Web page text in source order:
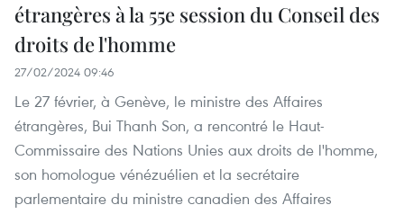
étrangères à la 55e session du Conseil des
droits de l'homme
27/02/2024 09:46
Le 27 février, à Genève, le ministre des Affaires
étrangères, Bui Thanh Son, a rencontré le Haut-
Commissaire des Nations Unies aux droits de l'homme,
son homologue vénézuélien et la secrétaire
parlementaire du ministre canadien des Affaires